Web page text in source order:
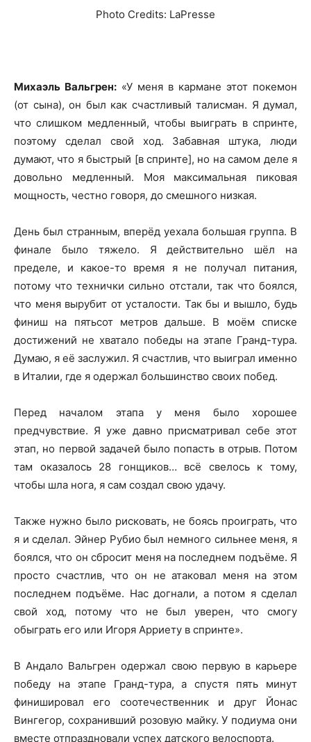
Photo Credits: LaPresse
Михаэль Вальгрен: «У меня в кармане этот покемон
(от сына), он был как счастливый талисман. Я думал,
что слишком медленный, чтобы выиграть в спринте,
поэтому сделал свой ход. Забавная штука, люди
думают, что я быстрый [в спринте], но на самом деле я
довольно медленный. Моя максимальная пиковая
мощность, честно говоря, до смешного низкая.
День был странным, вперёд уехала большая группа. В
финале было тяжело. Я действительно шёл на
пределе, и какое-то время я не получал питания,
потому что технички сильно отстали, так что боялся,
что меня вырубит от усталости. Так бы и вышло, будь
финиш на пятьсот метров дальше. В моём списке
достижений не хватало победы на этапе Гранд-тура.
Думаю, я её заслужил. Я счастлив, что выиграл именно
в Италии, где я одержал большинство своих побед.
Перед началом этапа у меня было хорошее
предчувствие. Я уже давно присматривал себе этот
этап, но первой задачей было попасть в отрыв. Потом
там оказалось 28 гонщиков… всё свелось к тому,
чтобы шла нога, я сам создал свою удачу.
Также нужно было рисковать, не боясь проиграть, что
я и сделал. Эйнер Рубио был немного сильнее меня, я
боялся, что он сбросит меня на последнем подъёме. Я
просто счастлив, что он не атаковал меня на этом
последнем подъёме. Нас догнали, а потом я сделал
свой ход, потому что не был уверен, что смогу
обыграть его или Игоря Арриету в спринте».
В Андало Вальгрен одержал свою первую в карьере
победу на этапе Гранд-тура, а спустя пять минут
финишировал его соотечественник и друг Йонас
Вингегор, сохранивший розовую майку. У подиума они
вместе отпраздновали успех датского велоспорта.